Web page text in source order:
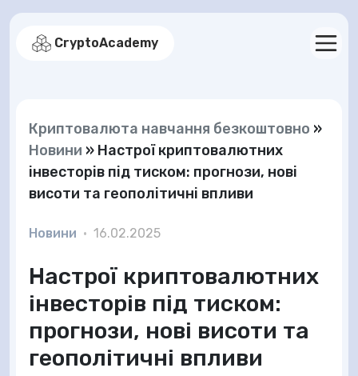
CryptoAcademy
Криптовалюта навчання безкоштовно »
Новини » Настрої криптовалютних
інвесторів під тиском: прогнози, нові
висоти та геополітичні впливи
Новини • 16.02.2025
Настрої криптовалютних
інвесторів під тиском:
прогнози, нові висоти та
геополітичні впливи